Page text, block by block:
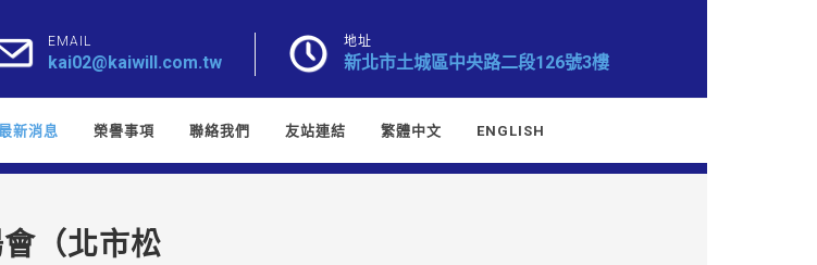
EMAIL
kai02@kaiwill.com.tw
地址
新北市土城區中央路二段126號3樓
新消息 榮譽事項 聯絡我們 友站連結 繁體中文 ENGLISH
（北市松